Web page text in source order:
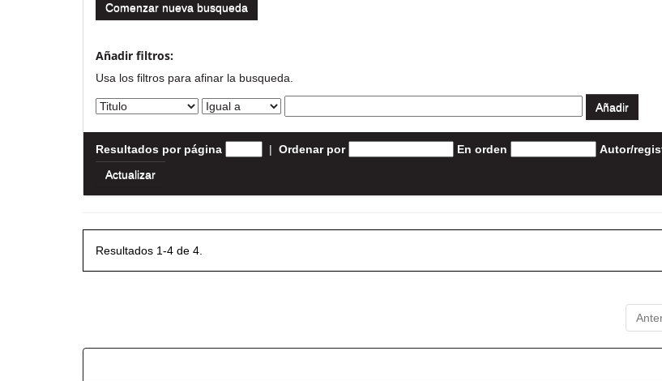
Comenzar nueva busqueda
Añadir filtros:
Usa los filtros para afinar la busqueda.
Resultados por página | Ordenar por En orden Autor/
Resultados 1-4 de 4.